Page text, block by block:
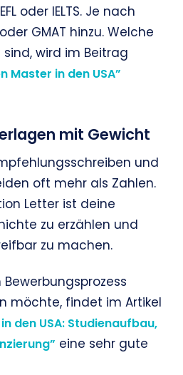
oder IELTS. Je nach
GMAT hinzu. Welche
wird im Beitrag
Master in den USA”
mit Gewicht
und
oft mehr als Zahlen.
Letter ist deine
zu erzählen und
zu machen.
möchte, findet im Artikel
den USA: Studienaufbau,
eine sehr gute